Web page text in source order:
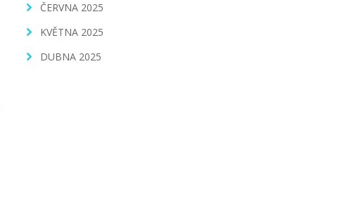
ČERVNA 2025
KVĚTNA 2025
DUBNA 2025